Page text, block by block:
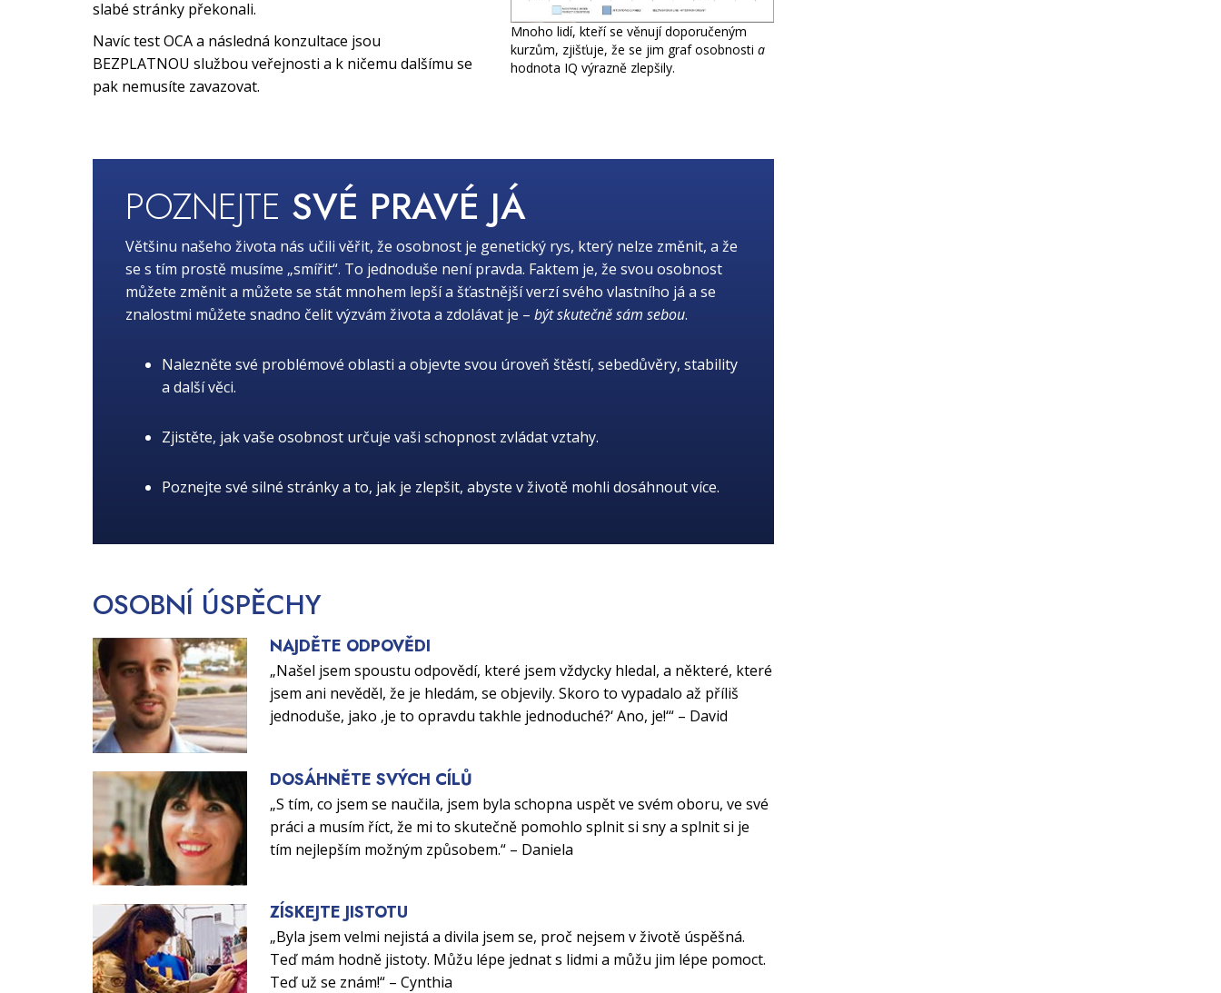
slabé stránky překonali.
Navíc test OCA a následná konzultace jsou
BEZPLATNOU službou veřejnosti a k ničemu dalšímu se
pak nemusíte zavazovat.
Mnoho lidí, kteří se věnují doporučeným
kurzům, zjišťuje, že se jim graf osobnosti a
hodnota IQ výrazně zlepšily.
POZNEJTE SVÉ PRAVÉ JÁ
Většinu našeho života nás učili věřit, že osobnost je genetický rys, který nelze změnit, a že
se s tím prostě musíme „smířit“. To jednoduše není pravda. Faktem je, že svou osobnost
můžete změnit a můžete se stát mnohem lepší a šťastnější verzí svého vlastního já a se
znalostmi můžete snadno čelit výzvám života a zdolávat je – být skutečně sám sebou.
Nalezněte své problémové oblasti a objevte svou úroveň štěstí, sebedůvěry, stability
a další věci.
Zjistěte, jak vaše osobnost určuje vaši schopnost zvládat vztahy.
Poznejte své silné stránky a to, jak je zlepšit, abyste v životě mohli dosáhnout více.
OSOBNÍ ÚSPĚCHY
NAJDĚTE ODPOVĚDI
„Našel jsem spoustu odpovědí, které jsem vždycky hledal, a některé, které
jsem ani nevěděl, že je hledám, se objevily. Skoro to vypadalo až příliš
jednoduše, jako ‚je to opravdu takhle jednoduché?‘ Ano, je!‘“ – David
DOSÁHNĚTE SVÝCH CÍLŮ
„S tím, co jsem se naučila, jsem byla schopna uspět ve svém oboru, ve své
práci a musím říct, že mi to skutečně pomohlo splnit si sny a splnit si je
tím nejlepším možným způsobem.“ – Daniela
ZÍSKEJTE JISTOTU
„Byla jsem velmi nejistá a divila jsem se, proč nejsem v životě úspěšná.
Teď mám hodně jistoty. Můžu lépe jednat s lidmi a můžu jim lépe pomoct.
Teď už se znám!“ – Cynthia